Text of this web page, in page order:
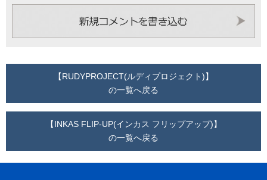
【RUDYPROJECT(ルディプロジェクト)】
の一覧へ戻る
【INKAS FLIP-UP(インカス フリップアップ)】
の一覧へ戻る